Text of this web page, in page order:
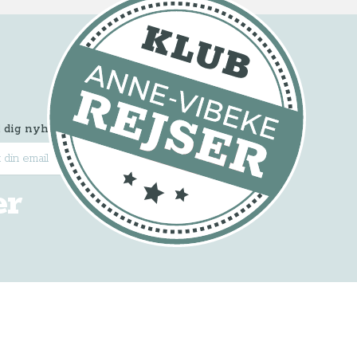
nyhedsbrevet
Tilmeld